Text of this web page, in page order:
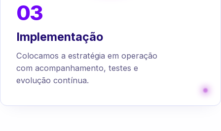
03
Implementação
Colocamos a estratégia em operação
com acompanhamento, testes e
evolução contínua.